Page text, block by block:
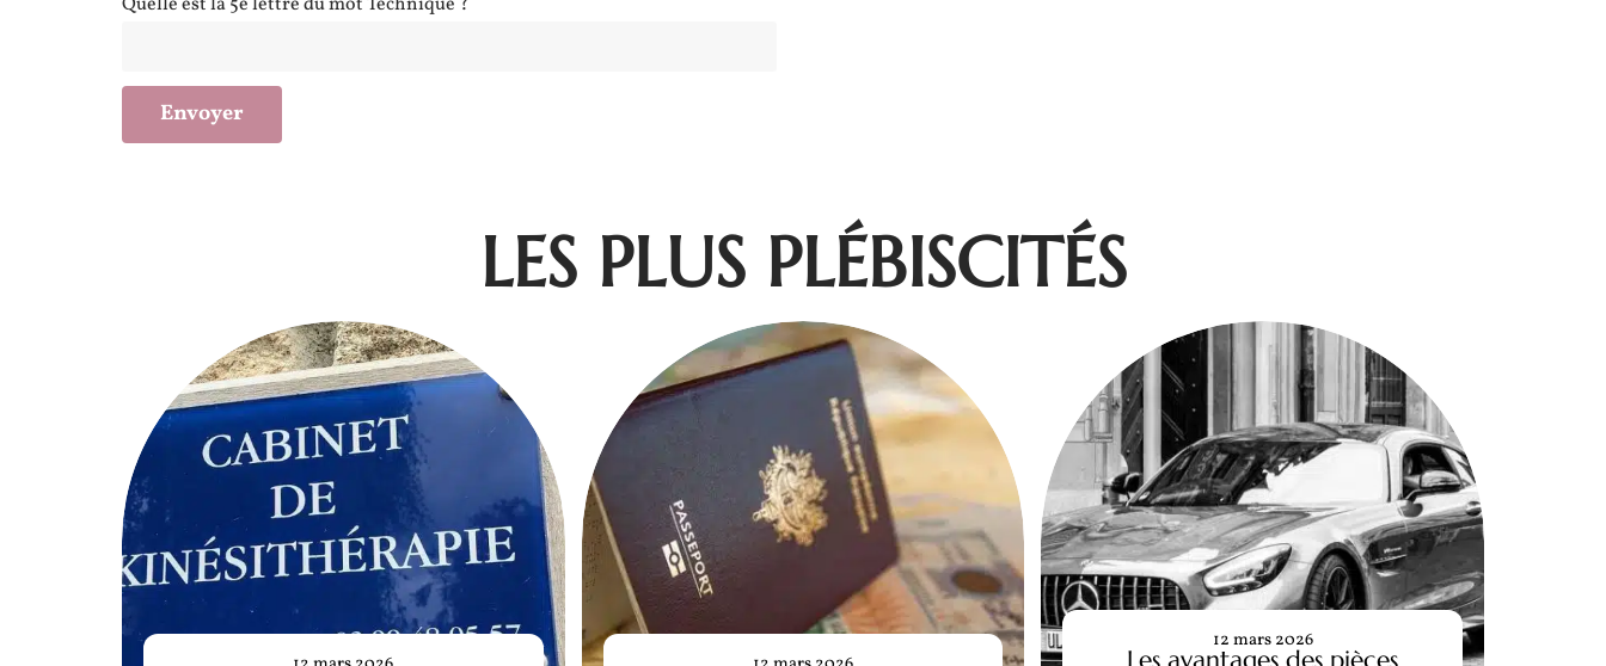
LES PLUS PLÉBISCITÉS
12 mars 2026